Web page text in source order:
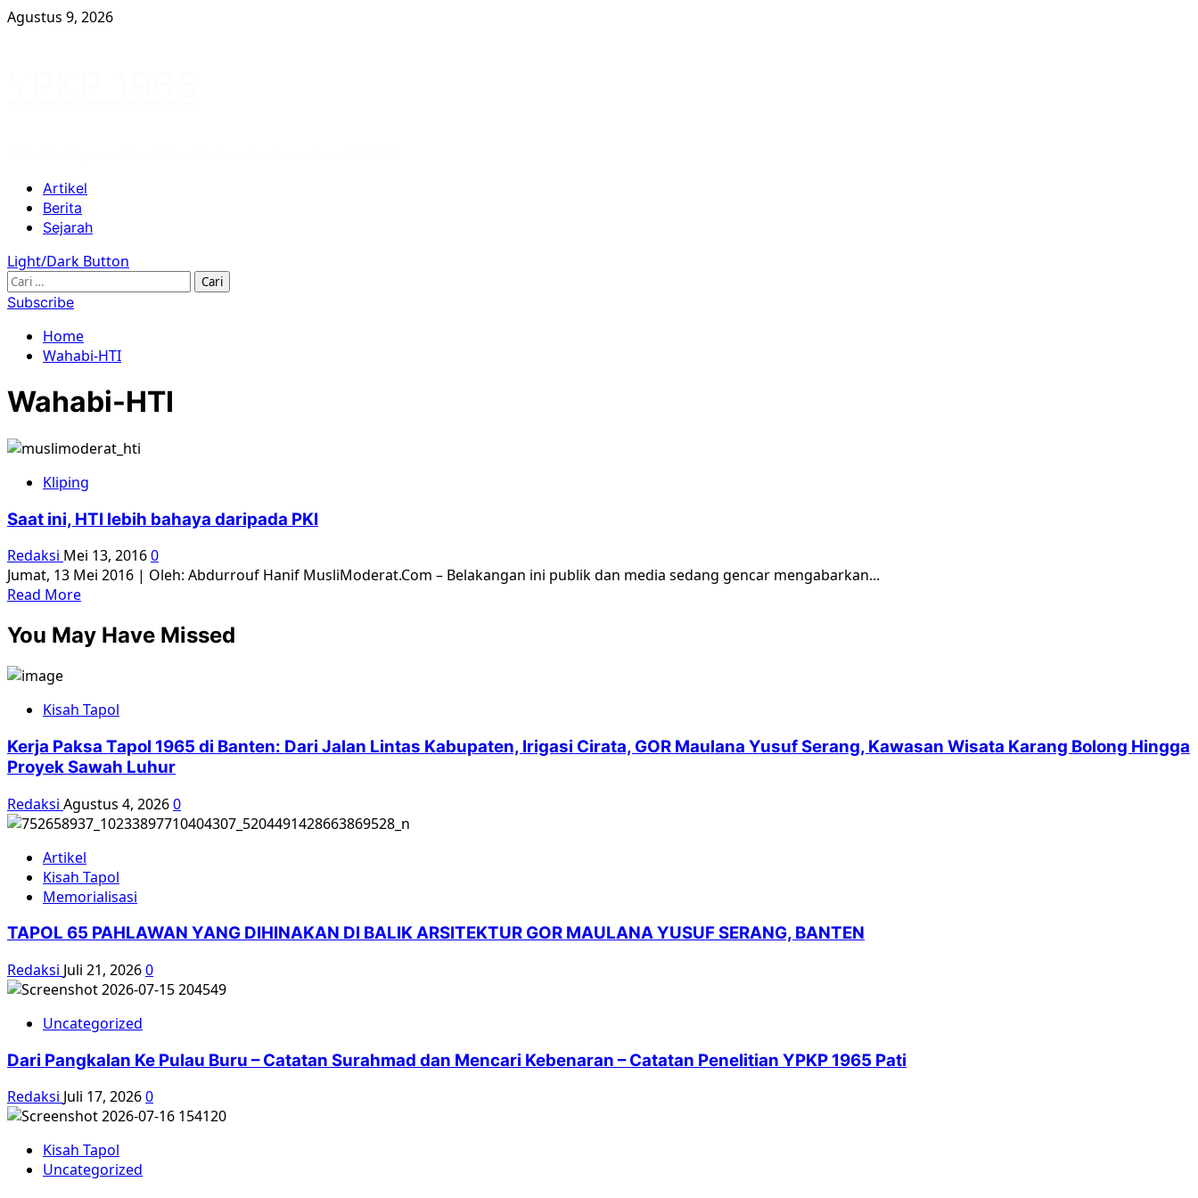
Skip
Agustus 9, 2026
Primary
Menu
Artikel
Berita
Sejarah
Light/Dark Button
Cari
untuk:
Subscribe
Home
Wahabi-HTI
Wahabi-HTI
Kliping
Saat ini, HTI lebih bahaya daripada PKI
Redaksi Mei 13, 20160
Jumat, 13 Mei 2016 | Oleh: Abdurrouf Hanif MusliModerat.Com – Belakangan ini publik dan media sedang gencar mengabarkan...
Read MoreRead
about
Saat
lebih
daripada
PKI
You May Have Missed
Kisah Tapol
Kerja Paksa Tapol 1965 di Banten: Dari Jalan Lintas Kabupaten, Irigasi Cirata, GOR Maulana Yusuf Serang, Kawasan Wisata Karang Bolong Hingga
Proyek Sawah Luhur
Redaksi Agustus 4, 20260
Artikel
Kisah Tapol
Memorialisasi
TAPOL 65 PAHLAWAN YANG DIHINAKAN DI BALIK ARSITEKTUR GOR MAULANA YUSUF SERANG, BANTEN
Redaksi Juli 21, 20260
Uncategorized
Dari Pangkalan Ke Pulau Buru – Catatan Surahmad dan Mencari Kebenaran – Catatan Penelitian YPKP 1965 Pati
Redaksi Juli 17, 20260
Kisah Tapol
Uncategorized